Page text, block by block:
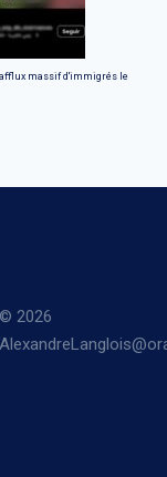
afflux massif d'immigrés le
© 2026